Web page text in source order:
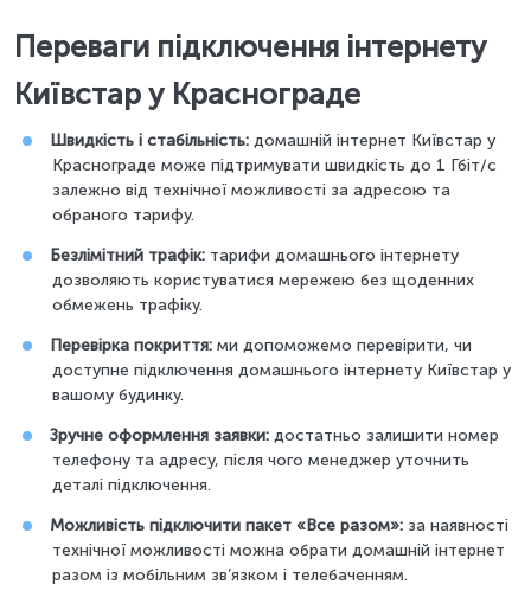
Переваги підключення інтернету
Київстар у Краснограде
Швидкість і стабільність: домашній інтернет Київстар у
Краснограде може підтримувати швидкість до 1 Гбіт/с
залежно від технічної можливості за адресою та
обраного тарифу.
Безлімітний трафік: тарифи домашнього інтернету
дозволяють користуватися мережею без щоденних
обмежень трафіку.
Перевірка покриття: ми допоможемо перевірити, чи
доступне підключення домашнього інтернету Київстар у
вашому будинку.
Зручне оформлення заявки: достатньо залишити номер
телефону та адресу, після чого менеджер уточнить
деталі підключення.
Можливість підключити пакет «Все разом»: за наявності
технічної можливості можна обрати домашній інтернет
разом із мобільним зв’язком і телебаченням.